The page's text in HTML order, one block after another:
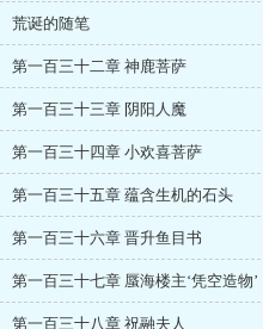
荒诞的随笔
第一百三十二章 神鹿菩萨
第一百三十三章 阴阳人魔
第一百三十四章 小欢喜菩萨
第一百三十五章 蕴含生机的石头
第一百三十六章 晋升鱼目书
第一百三十七章 蜃海楼主‘凭空造物’
第一百三十八章 祝融夫人